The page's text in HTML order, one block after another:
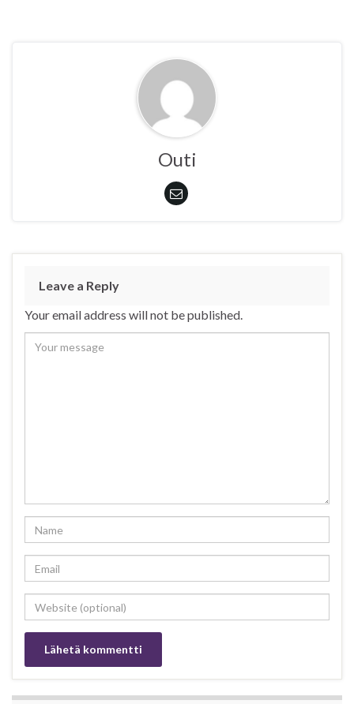
Outi
Leave a Reply
Your email address will not be published.